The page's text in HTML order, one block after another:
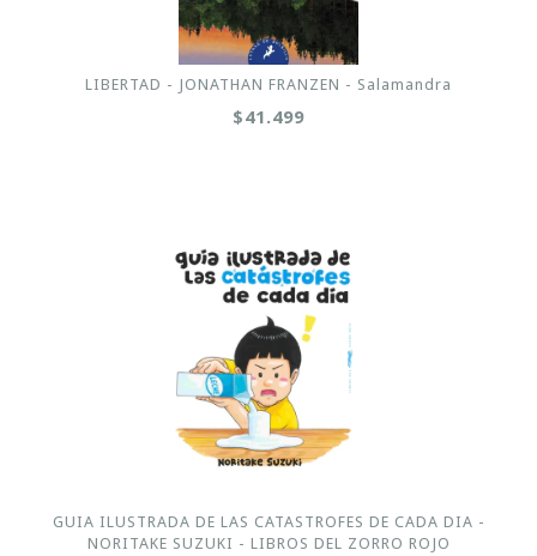
LIBERTAD - JONATHAN FRANZEN - Salamandra
$41.499
GUIA ILUSTRADA DE LAS CATASTROFES DE CADA DIA -
NORITAKE SUZUKI - LIBROS DEL ZORRO ROJO